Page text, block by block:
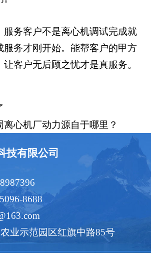
服务客户不是离心机调试完成就
服务才刚开始。能帮客户的甲方
客户无后顾之忧才是真服务。
离心机厂动力源自于哪里？
技有限公司
8688
业示范园区红旗中路85号